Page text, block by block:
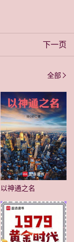
下一页
全部
以神通之名